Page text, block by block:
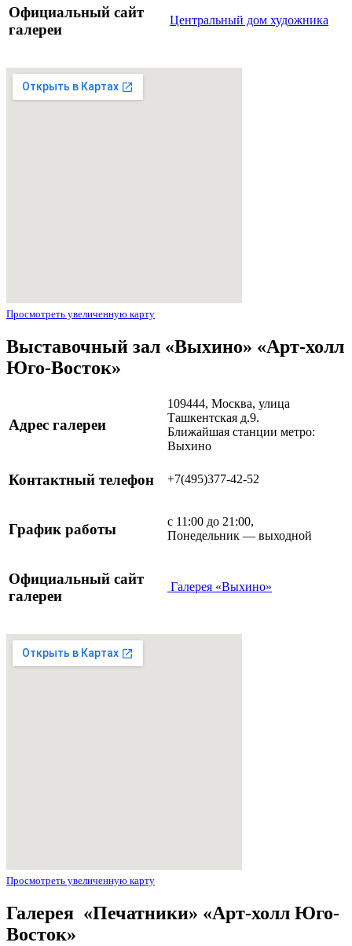
Официальный сайт
галереи
Центральный дом художника
Просмотреть увеличенную карту
Выставочный зал «Выхино» «Арт-холл
Юго-Восток»
Адрес галереи
109444, Москва, улица
Ташкентская д.9.
Ближайшая станции метро:
Выхино
Контактный телефон +7(495)377-42-52
График работы
с 11:00 до 21:00,
Понедельник — выходной
Официальный сайт
галереи
Галерея «Выхино»
Просмотреть увеличенную карту
Галерея «Печатники» «Арт-холл Юго-
Восток»